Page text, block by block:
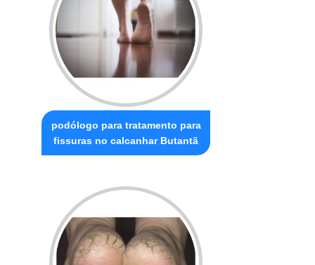
podólogo para tratamento para
fissuras no calcanhar Butantã